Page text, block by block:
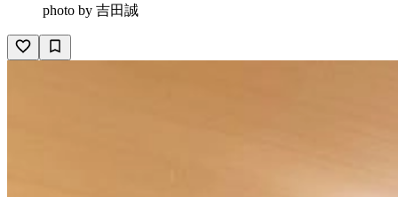
photo by 吉田誠